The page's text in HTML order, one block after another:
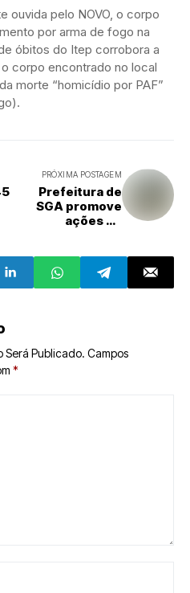
ouvida pelo NOVO, o corpo
por arma de fogo na
óbitos do Itep corrobora a
corpo encontrado no local
morte “homicídio por PAF”
PRÓXIMA POSTAGEM
Prefeitura de
SGA promove
ações de
exploração
sexual de
crianças e
Será Publicado. Campos
*